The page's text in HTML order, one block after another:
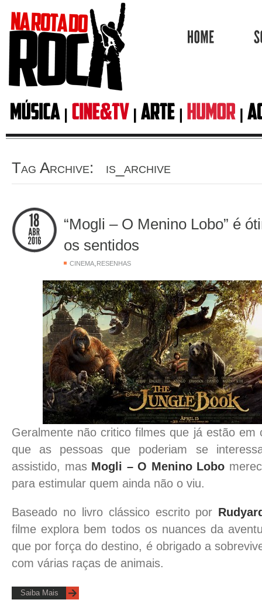
Tag Archive: is_archive
“Mogli – O Menino Lobo” é
os sentidos
CINEMA, RESENHAS
Geralmente não critico filmes que já estão em
que as pessoas que poderiam se
assistido, mas Mogli – O Menino Lobo
para estimular quem ainda não o viu.
Baseado no livro clássico escrito por
filme explora bem todos os nuances da
que por força do destino, é obrigado a
com várias raças de animais.
Saiba Mais